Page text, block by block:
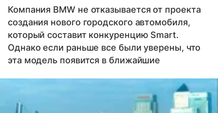
Компания BMW не отказывается от проекта
создания нового городского автомобиля,
который составит конкуренцию Smart.
Однако если раньше все были уверены, что
эта модель появится в ближайшие